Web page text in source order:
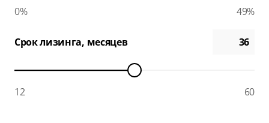
0% 49%
Срок лизинга, месяцев
12 60